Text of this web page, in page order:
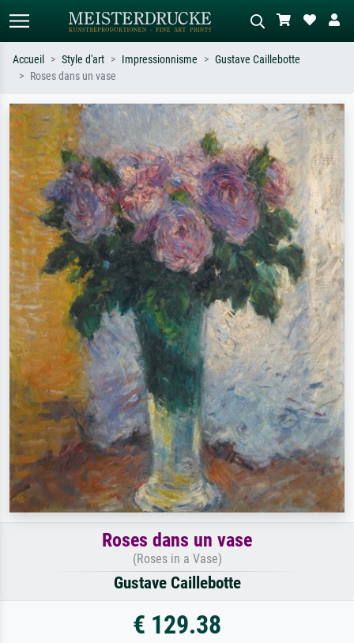
Recherchez par artiste, titre ou style –
ex. Monet, Nuit étoilée,
impressionnisme, vague de Hokusai,
nu.
Décrivez la scène – ex. prairie verte,
abstrait avec beaucoup de rouge,
tableau sombre, nu debout près d'un
arbre.
Accueil Style d'art Impressionnisme
Gustave Caillebotte
Roses dans un vase
Roses dans un vase
(Roses in a Vase)
Gustave Caillebotte
€ 129.38